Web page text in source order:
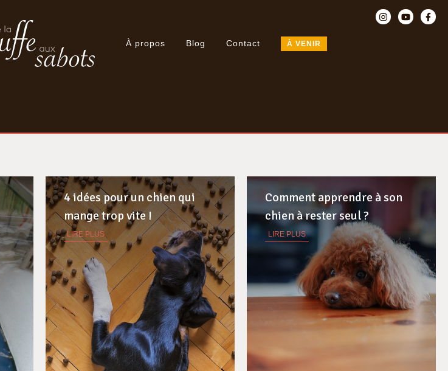
À propos Blog Contact À VENIR
4 idées pour un chien qui
mange trop vite !
LIRE PLUS
Comment apprendre à son
chien à rester seul ?
LIRE PLUS